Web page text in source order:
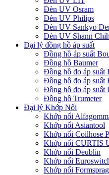
Đèn UV Osram
Đèn UV Philips
Đèn UV Sankyo
Đèn UV Shann Chih
Đại lý đồng hồ áp suất
Đồng hồ áp suất
Đồng hồ Baumer
Đồng hồ đo áp suất
Đồng hồ đo áp suất
Đồng hồ đo áp suất
Đồng hồ Trumeter
Đại lý Khớp Nối
Khớp nối
Khớp nối Asiantool
Khớp nối Coilhose
Khớp nối CURTIS
Khớp nối Deublin
Khớp nối
Khớp nối Formsprag